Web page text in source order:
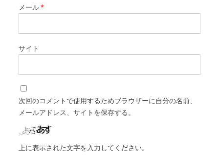
メール*
サイト
次回のコメントで使用するためブラウザーに自分の名前、
メールアドレス、サイトを保存する。
上に表示された文字を入力してください。